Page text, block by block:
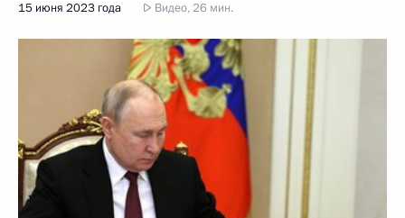
15 июня 2023 года Видео, 26 мин.